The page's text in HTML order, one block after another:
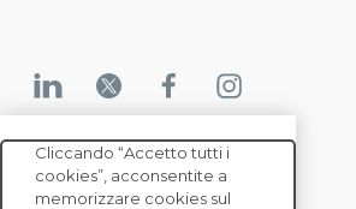
CONTATTACI
Cliccando “Accetto tutti i
cookies”, acconsentite a
memorizzare cookies sul